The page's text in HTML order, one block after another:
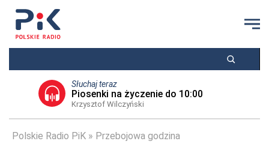
Słuchaj teraz
Piosenki na życzenie do 10:00
Krzysztof Wilczyński
Polskie Radio PiK Przebojowa godzina